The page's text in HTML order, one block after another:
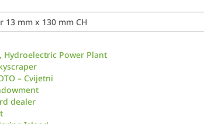
Hydroelectric Power Plant
– Cvijetni
dealer